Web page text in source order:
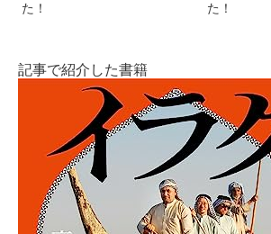
た！
た！
記事で紹介した書籍